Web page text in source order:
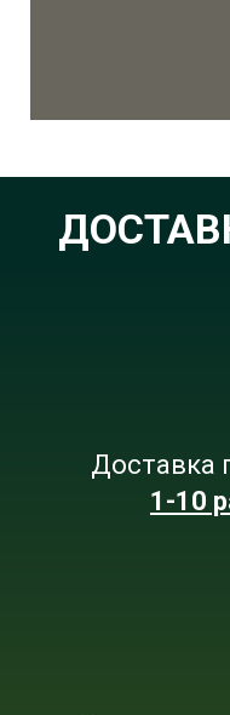
Доставка
1-10